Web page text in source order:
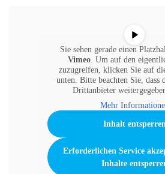
Sie sehen gerade einen
Vimeo . Um auf den
zuzugreifen, klicken Sie auf
unten. Bitte beachten Sie, dass
Drittanbieter
Mehr
Inhalt entsperren
Erforderlichen Service
Inhalte